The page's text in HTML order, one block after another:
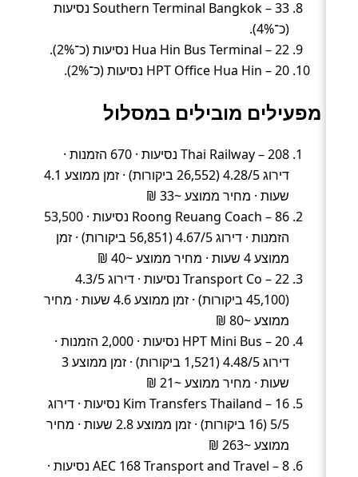
Southern Terminal Bangkok – 33 נסיעות
(כ־4%).
Hua Hin Bus Terminal – 22 נסיעות (כ־2%).
HPT Office Hua Hin – 20 נסיעות (כ־2%).
מפעילים מובילים במסלול
Thai Railway – 208 נסיעות · 670 הזמנות ·
דירוג 4.28/5 (26,552 ביקורות) · זמן ממוצע 4.1
שעות · מחיר ממוצע ~33 ₪
Roong Reuang Coach – 86 נסיעות · 53,500
הזמנות · דירוג 4.67/5 (56,851 ביקורות) · זמן
ממוצע 4 שעות · מחיר ממוצע ~40 ₪
Transport Co – 22 נסיעות · דירוג 4.3/5
(45,100 ביקורות) · זמן ממוצע 4.6 שעות · מחיר
ממוצע ~80 ₪
HPT Mini Bus – 20 נסיעות · 2,000 הזמנות ·
דירוג 4.48/5 (1,521 ביקורות) · זמן ממוצע 3
שעות · מחיר ממוצע ~21 ₪
Kim Transfers Thailand – 16 נסיעות · דירוג
5/5 (16 ביקורות) · זמן ממוצע 2.8 שעות · מחיר
ממוצע ~263 ₪
AEC 168 Transport and Travel – 8 נסיעות ·